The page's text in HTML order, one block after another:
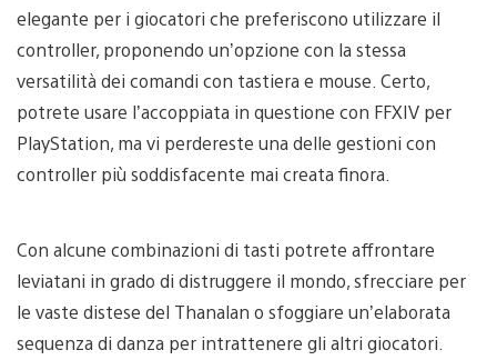
elegante per i giocatori che preferiscono utilizzare il
controller, proponendo un’opzione con la stessa
versatilità dei comandi con tastiera e mouse. Certo,
potrete usare l’accoppiata in questione con FFXIV per
PlayStation, ma vi perdereste una delle gestioni con
controller più soddisfacente mai creata finora.
Con alcune combinazioni di tasti potrete affrontare
leviatani in grado di distruggere il mondo, sfrecciare per
le vaste distese del Thanalan o sfoggiare un’elaborata
sequenza di danza per intrattenere gli altri giocatori.